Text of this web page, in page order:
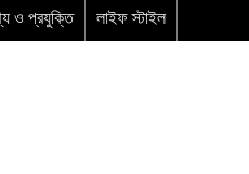
ও প্রযুক্তি লাইফ স্টাইল